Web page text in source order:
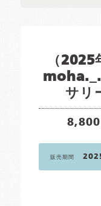
（2025
サリ
8,800
販売期間